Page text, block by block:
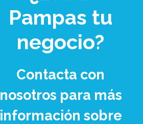
Pampas tu
negocio?
Contacta con
nosotros para más
información sobre